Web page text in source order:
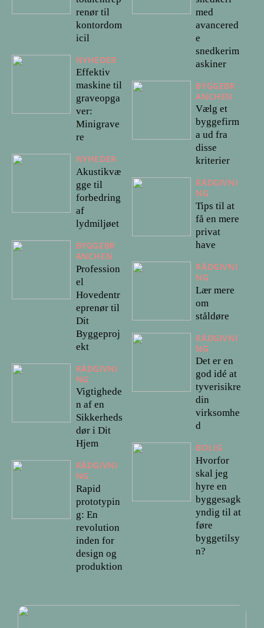
renør til
kontordom
icil
NYHEDER
Effektiv
maskine til
graveopga
ver:
Minigrave
re
NYHEDER
Akustikvæ
gge til
forbedring
af
lydmiljøet
BYGGEBR
ANCHEN
Profession
el
Hovedentr
eprenør til
Dit
Byggeproj
ekt
RÅDGIVNI
NG
Vigtighede
n af en
Sikkerheds
dør i Dit
Hjem
RÅDGIVNI
NG
Rapid
prototypin
g: En
revolution
inden for
design og
produktion
med
avancered
e
snedkerim
askiner
BYGGEBR
ANCHEN
Vælg et
byggefirm
a ud fra
disse
kriterier
RÅDGIVNI
NG
Tips til at
få en mere
privat
have
RÅDGIVNI
NG
Lær mere
om
ståldøre
RÅDGIVNI
NG
Det er en
god idé at
tyverisikre
din
virksomhe
d
BOLIG
Hvorfor
skal jeg
hyre en
byggesagk
yndig til at
føre
byggetilsy
n?